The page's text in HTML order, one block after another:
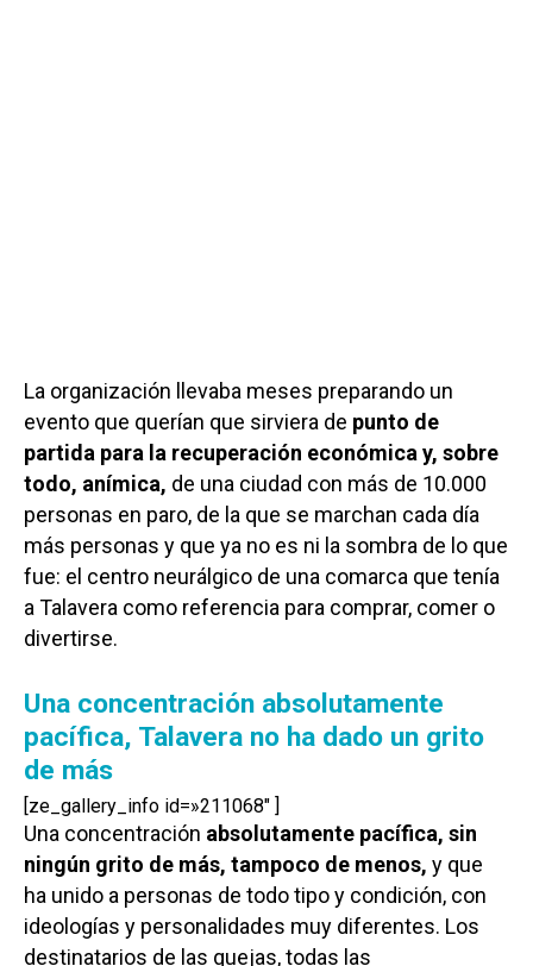
La organización llevaba meses preparando un
evento que querían que sirviera de punto de
partida para la recuperación económica y, sobre
todo, anímica, de una ciudad con más de 10.000
personas en paro, de la que se marchan cada día
más personas y que ya no es ni la sombra de lo que
fue: el centro neurálgico de una comarca que tenía
a Talavera como referencia para comprar, comer o
divertirse.
Una concentración absolutamente
pacífica, Talavera no ha dado un grito
de más
[ze_gallery_info id=»211068″ ]
Una concentración absolutamente pacífica, sin
ningún grito de más, tampoco de menos, y que
ha unido a personas de todo tipo y condición, con
ideologías y personalidades muy diferentes. Los
destinatarios de las quejas, todas las